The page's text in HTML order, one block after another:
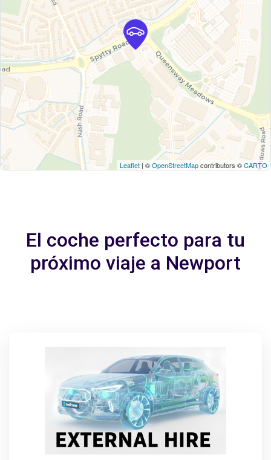
Leaflet | ©OpenStreetMapcontributors ©CARTO
El coche perfecto para tu
próximo viaje a Newport